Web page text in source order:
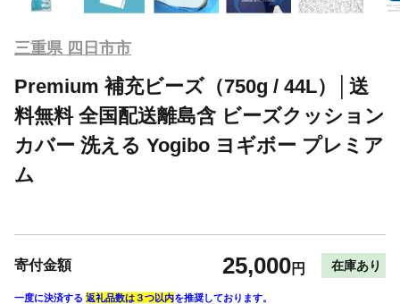
三重県 四日市市
Premium 補充ビーズ（750g / 44L）│送
料無料 全国配送離島含 ビーズクッション
カバー 洗える Yogibo ヨギボー プレミア
ム
寄付金額 25,000円 在庫あり
一度に決済する 返礼品数は３つ以内を推奨しております。